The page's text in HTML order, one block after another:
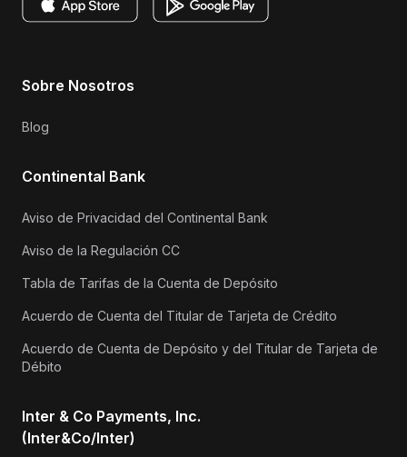
Sobre Nosotros
Blog
Continental Bank
Aviso de Privacidad del Continental Bank
Aviso de la Regulación CC
Tabla de Tarifas de la Cuenta de Depósito
Acuerdo de Cuenta del Titular de Tarjeta de Crédito
Acuerdo de Cuenta de Depósito y del Titular de Tarjeta de
Débito
Inter & Co Payments, Inc.
(Inter&Co/Inter)